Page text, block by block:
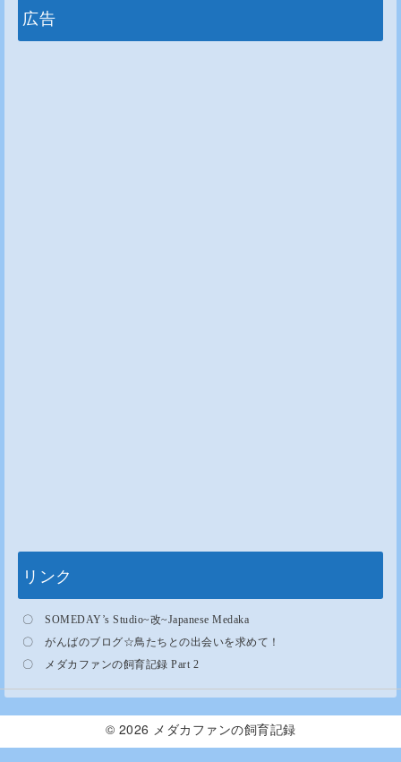
広告
リンク
〇 SOMEDAY’s Studio~改~Japanese Medaka
〇 がんばのブログ☆鳥たちとの出会いを求めて！
〇
メダカファンの飼育記録 Part 2
© 2026 メダカファンの飼育記録